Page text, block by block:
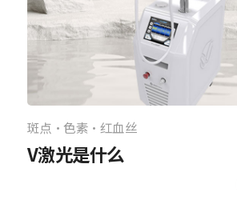
斑点·色素·红血丝
V激光是什么